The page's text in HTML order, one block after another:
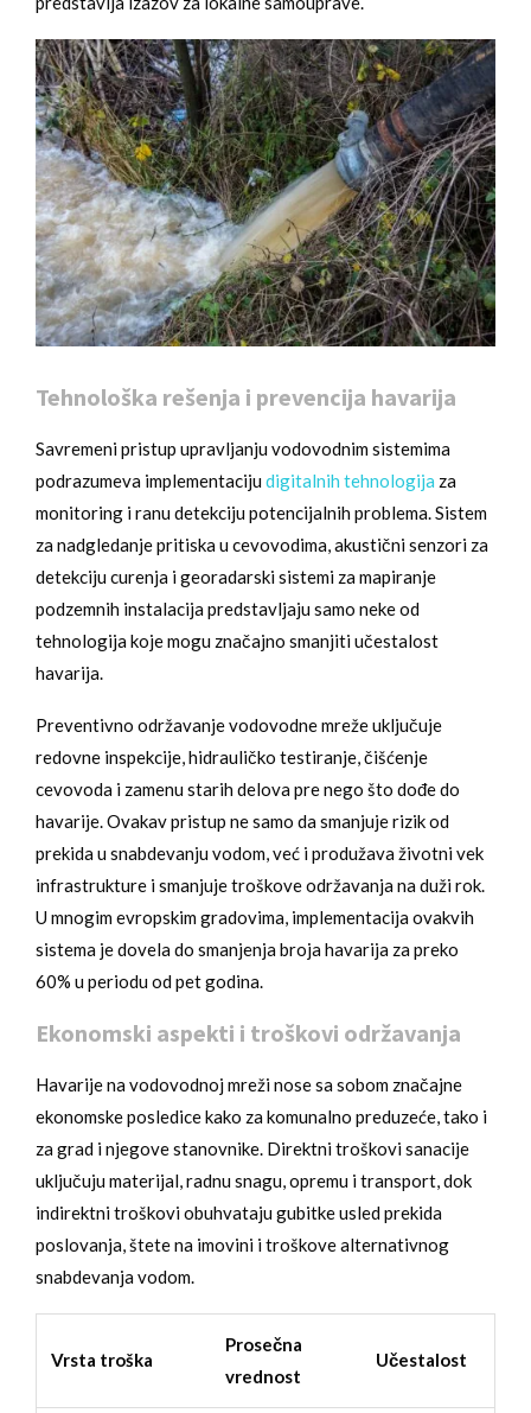
Tehnološka rešenja i prevencija havarija
Savremeni pristup upravljanju vodovodnim sistemima
podrazumeva implementacijudigitalnih tehnologija za
monitoring i ranu detekciju potencijalnih problema. Sistem
za nadgledanje pritiska u cevovodima, akustični senzori za
detekciju curenja i georadarski sistemi za mapiranje
podzemnih instalacija predstavljaju samo neke od
tehnologija koje mogu značajno smanjiti učestalost
havarija.
Preventivno održavanje vodovodne mreže uključuje
redovne inspekcije, hidrauličko testiranje, čišćenje
cevovoda i zamenu starih delova pre nego što dođe do
havarije. Ovakav pristup ne samo da smanjuje rizik od
prekida u snabdevanju vodom, već i produžava životni vek
infrastrukture i smanjuje troškove održavanja na duži rok.
U mnogim evropskim gradovima, implementacija ovakvih
sistema je dovela do smanjenja broja havarija za preko
60% u periodu od pet godina.
Ekonomski aspekti i troškovi održavanja
Havarije na vodovodnoj mreži nose sa sobom značajne
ekonomske posledice kako za komunalno preduzeće, tako i
za grad i njegove stanovnike. Direktni troškovi sanacije
uključuju materijal, radnu snagu, opremu i transport, dok
indirektni troškovi obuhvataju gubitke usled prekida
poslovanja, štete na imovini i troškove alternativnog
snabdevanja vodom.
Vrsta troška
Prosečna
vrednost
Učestalost